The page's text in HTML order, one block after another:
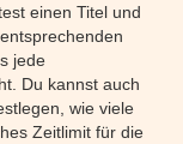
einen Titel und
jede
Du kannst auch
wie viele
Zeitlimit für die